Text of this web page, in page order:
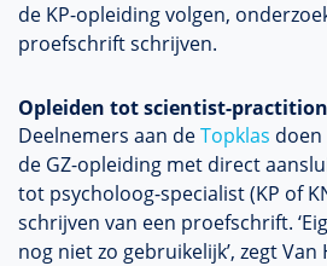
de KP-opleiding volgen,
proefschrift schrijven.
Opleiden tot scientist-
Deelnemers aan deTopklas
de GZ-opleiding met direct
tot psycholoog-specialist (KP of
schrijven van een proefschrift.
nog niet zo gebruikelijk’, zegt Van